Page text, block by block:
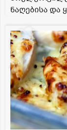
ნაღებისა და